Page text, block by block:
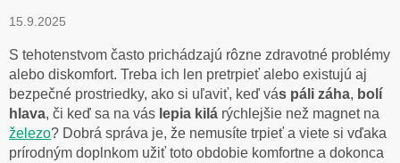
15.9.2025
S tehotenstvom často prichádzajú rôzne zdravotné problémy
alebo diskomfort. Treba ich len pretrpieť alebo existujú aj
bezpečné prostriedky, ako si uľaviť, keď vás páli záha, bolí
hlava, či keď sa na vás lepia kilá rýchlejšie než magnet na
železo? Dobrá správa je, že nemusíte trpieť a viete si vďaka
prírodným doplnkom užiť toto obdobie komfortne a dokonca